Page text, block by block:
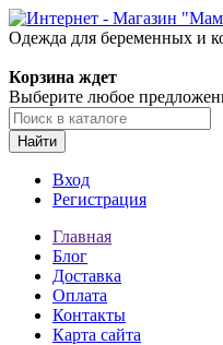
Одежда для беременных и
Корзина ждет
Выберите любое
Найти
Вход
Регистрация
Главная
Блог
Доставка
Оплата
Контакты
Карта сайта